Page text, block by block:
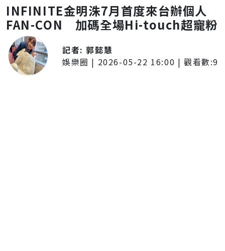
INFINITE金明洙7月首度來台辦個人
FAN-CON 加碼全場Hi-touch超寵粉
記者:郭懿慧
娛樂圈 | 2026-05-22 16:00 | 觀看數:9